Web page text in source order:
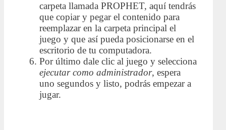
carpeta llamada PROPHET, aquí tendrás
que copiar y pegar el contenido para
reemplazar en la carpeta principal el
juego y que así pueda posicionarse en el
escritorio de tu computadora.
Por último dale clic al juego y selecciona
ejecutar como administrador, espera
uno segundos y listo, podrás empezar a
jugar.